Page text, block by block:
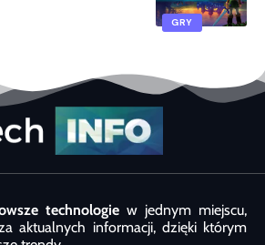
GRY
technologie w jednym miejscu,
aktualnych informacji, dzięki którym